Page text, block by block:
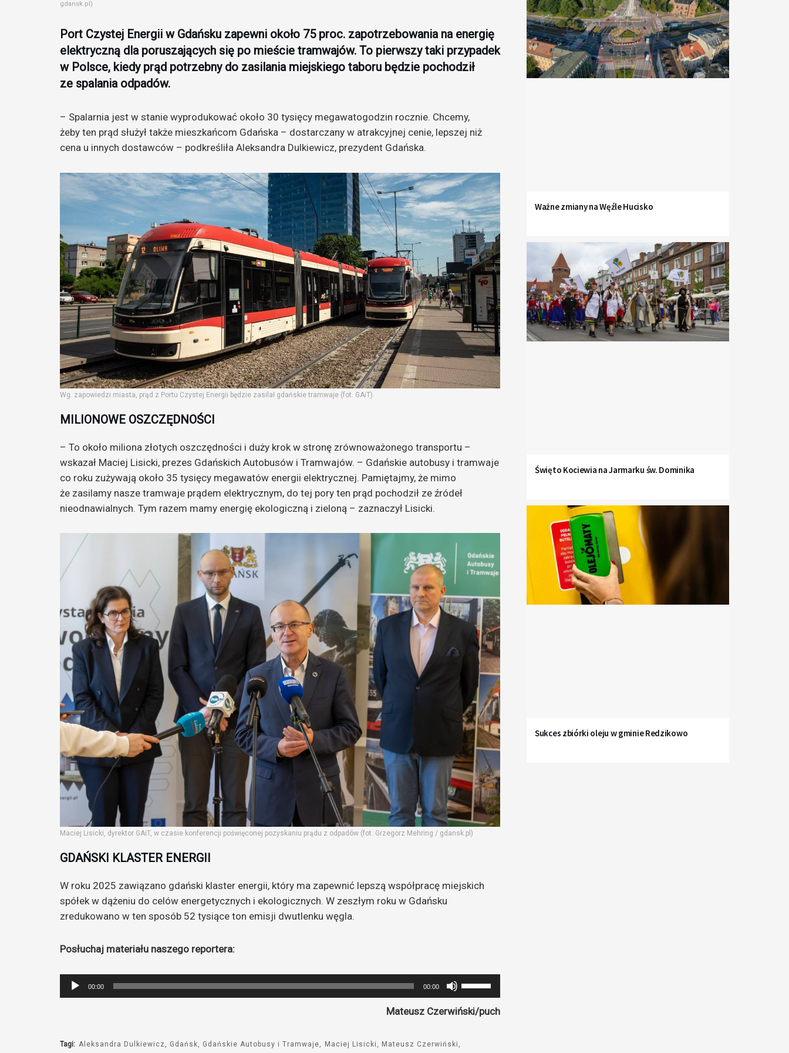
gdansk.pl)
Port Czystej Energii w Gdańsku zapewni około 75 proc. zapotrzebowania na energię
elektryczną dla poruszających się po mieście tramwajów. To pierwszy taki przypadek
w Polsce, kiedy prąd potrzebny do zasilania miejskiego taboru będzie pochodził
ze spalania odpadów.
– Spalarnia jest w stanie wyprodukować około 30 tysięcy megawatogodzin rocznie. Chcemy,
żeby ten prąd służył także mieszkańcom Gdańska – dostarczany w atrakcyjnej cenie, lepszej niż
cena u innych dostawców – podkreśliła Aleksandra Dulkiewicz, prezydent Gdańska.
Wg. zapowiedzi miasta, prąd z Portu Czystej Energii będzie zasilał gdańskie tramwaje (fot. GAiT)
MILIONOWE OSZCZĘDNOŚCI
– To około miliona złotych oszczędności i duży krok w stronę zrównoważonego transportu –
wskazał Maciej Lisicki, prezes Gdańskich Autobusów i Tramwajów. – Gdańskie autobusy i tramwaje
co roku zużywają około 35 tysięcy megawatów energii elektrycznej. Pamiętajmy, że mimo
że zasilamy nasze tramwaje prądem elektrycznym, do tej pory ten prąd pochodził ze źródeł
nieodnawialnych. Tym razem mamy energię ekologiczną i zieloną – zaznaczył Lisicki.
Maciej Lisicki, dyrektor GAiT, w czasie konferencji poświęconej pozyskaniu prądu z odpadów (fot. Grzegorz Mehring / gdansk.pl)
GDAŃSKI KLASTER ENERGII
W roku 2025 zawiązano gdański klaster energii, który ma zapewnić lepszą współpracę miejskich
spółek w dążeniu do celów energetycznych i ekologicznych. W zeszłym roku w Gdańsku
zredukowano w ten sposób 52 tysiące ton emisji dwutlenku węgla.
Posłuchaj materiału naszego reportera:
Odtwarzacz
plików
00:00 00:00
strzałek
do
Mateusz Czerwiński/puch
Tagi: Aleksandra Dulkiewicz Gdańsk Gdańskie Autobusy i Tramwaje Maciej Lisicki
Mateusz Czerwiński
Ważne zmiany na Węźle Hucisko
Święto Kociewia na Jarmarku św. Dominika
Sukces zbiórki oleju w gminie Redzikowo